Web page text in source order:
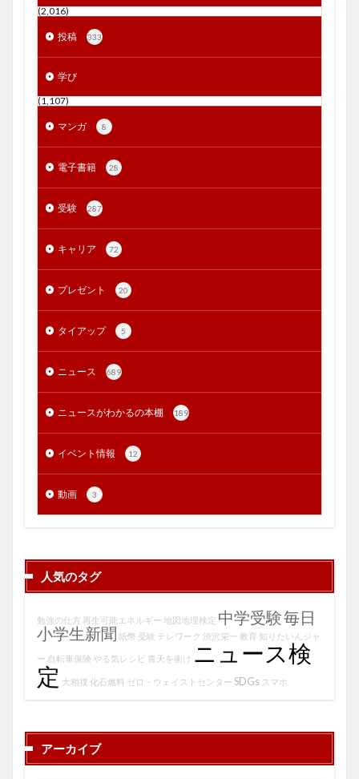
(2,016)
投稿 333
学び
(1,107)
マンガ 8
電子書籍 28
受験 287
キャリア 72
プレゼント 20
タイアップ 5
ニュース 689
ニュースがわかるの本棚 189
イベント情報 12
動画 3
人気のタグ
勉強の仕方 再生可能エネルギー 地図地理検定 中学受験毎日
小学生新聞 紙幣 受験 テレワーク 渋沢栄一 教育 知りたいんジャ
ー 自転車保険 やる気レシピ 青天を衝け ニュース検
定 大相撲 化石燃料 ゼロ・ウェイストセンター SDGs スマホ
アーカイブ